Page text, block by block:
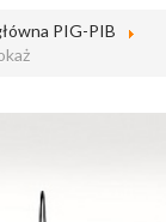
PIG-PIB